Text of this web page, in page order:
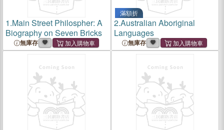
1.Main Street Philospher: A
Biography on Seven Bricks
無庫存
滿額折
2.Australian Aboriginal
Languages
無庫存